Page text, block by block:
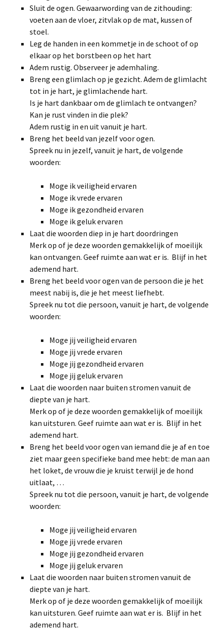
Sluit de ogen. Gewaarwording van de zithouding:
voeten aan de vloer, zitvlak op de mat, kussen of
stoel.
Leg de handen in een kommetje in de schoot of op
elkaar op het borstbeen op het hart
Adem rustig. Observeer je ademhaling.
Breng een glimlach op je gezicht. Adem de glimlacht
tot in je hart, je glimlachende hart.
Is je hart dankbaar om de glimlach te ontvangen?
Kan je rust vinden in die plek?
Adem rustig in en uit vanuit je hart.
Breng het beeld van jezelf voor ogen.
Spreek nu in jezelf, vanuit je hart, de volgende
woorden:
Moge ik veiligheid ervaren
Moge ik vrede ervaren
Moge ik gezondheid ervaren
Moge ik geluk ervaren
Laat die woorden diep in je hart doordringen
Merk op of je deze woorden gemakkelijk of moeilijk
kan ontvangen. Geef ruimte aan wat er is. Blijf in het
ademend hart.
Breng het beeld voor ogen van de persoon die je het
meest nabij is, die je het meest liefhebt.
Spreek nu tot die persoon, vanuit je hart, de volgende
woorden:
Moge jij veiligheid ervaren
Moge jij vrede ervaren
Moge jij gezondheid ervaren
Moge jij geluk ervaren
Laat die woorden naar buiten stromen vanuit de
diepte van je hart.
Merk op of je deze woorden gemakkelijk of moeilijk
kan uitsturen. Geef ruimte aan wat er is. Blijf in het
ademend hart.
Breng het beeld voor ogen van iemand die je af en toe
ziet maar geen specifieke band mee hebt: de man aan
het loket, de vrouw die je kruist terwijl je de hond
uitlaat, …
Spreek nu tot die persoon, vanuit je hart, de volgende
woorden:
Moge jij veiligheid ervaren
Moge jij vrede ervaren
Moge jij gezondheid ervaren
Moge jij geluk ervaren
Laat die woorden naar buiten stromen vanuit de
diepte van je hart.
Merk op of je deze woorden gemakkelijk of moeilijk
kan uitsturen. Geef ruimte aan wat er is. Blijf in het
ademend hart.